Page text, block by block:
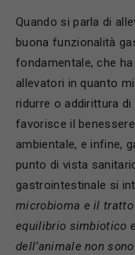
Quando si parla di
buona funzionalità
fondamentale, che
allevatori in quanto
ridurre o addirittura
favorisce il
ambientale, e infine,
punto di vista
gastrointestinale si
microbioma e il
equilibrio simbiotico
dell’animale non